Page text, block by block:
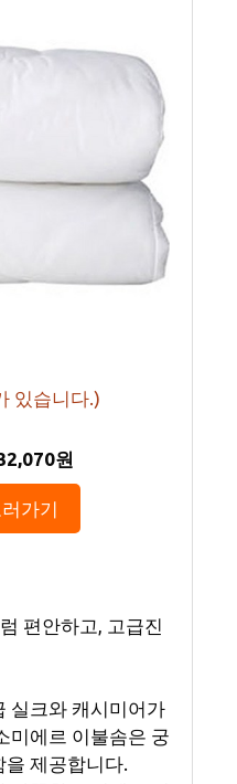
있습니다.)
원
가기
편안하고, 고급진
실크와 캐시미어가
미에르 이불솜은 궁
제공합니다.